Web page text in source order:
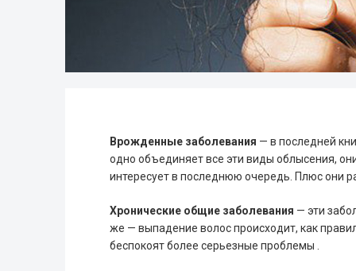
Врожденные заболевания — в последней
одно объединяет все эти виды облысения,
интересует в последнюю очередь. Плюс они
Хронические общие заболевания — эти
же — выпадение волос происходит, как
беспокоят более серьезные проблемы .